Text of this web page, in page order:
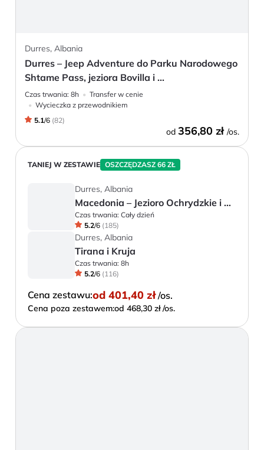
Durres, Albania
Durres – Jeep Adventure do Parku Narodowego
Shtame Pass, jeziora Bovilla i ...
Czas trwania: 8h
Transfer w cenie
Wycieczka z przewodnikiem
5.1/6 (82)
od 356,80 zł /os.
TANIEJ W ZESTAWIE OSZCZĘDZASZ 66 ZŁ
Durres, Albania
Macedonia – Jezioro Ochrydzkie i miasto Ochryda
Czas trwania: Cały dzień
5.2/6 (185)
Durres, Albania
Tirana i Kruja
Czas trwania: 8h
5.2/6 (116)
Cena zestawu:od 401,40 zł /os.
Cena poza zestawem:od 468,30 zł /os.